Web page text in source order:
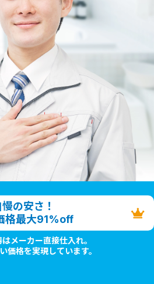
慢の安さ！
格最大91%off
メーカー直接仕入れ。
価格を実現しています。